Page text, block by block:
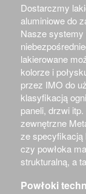
Dostarczmy
aluminiowe do
Nasze systemy
lakierowane
kolorze i
przez IMO do
klasyfikacją
paneli, drzwi
zewnętrzne
ze specyfikacją
czy powłoka
strukturalną, a
Powłoki